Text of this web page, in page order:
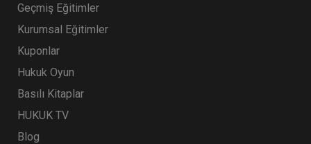
Geçmiş Eğitimler
Kurumsal Eğitimler
Kuponlar
Hukuk Oyun
Basılı Kitaplar
HUKUK TV
Blog